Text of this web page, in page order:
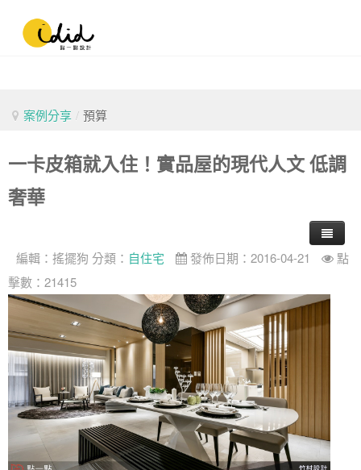
案例分享 / 預算
一卡皮箱就入住！實品屋的現代人文 低調
奢華
編輯： 搖擺狗 分類： 自住宅 發佈日期：2016-04-21
點
擊數：21415